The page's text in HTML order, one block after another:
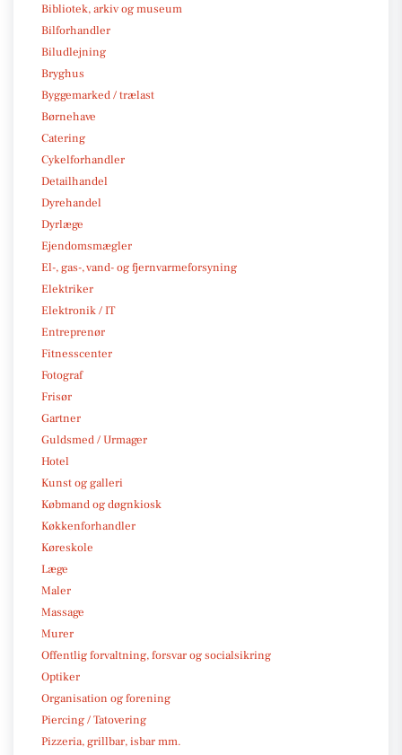
Bibliotek, arkiv og museum
Bilforhandler
Biludlejning
Bryghus
Byggemarked / trælast
Børnehave
Catering
Cykelforhandler
Detailhandel
Dyrehandel
Dyrlæge
Ejendomsmægler
El-, gas-, vand- og fjernvarmeforsyning
Elektriker
Elektronik / IT
Entreprenør
Fitnesscenter
Fotograf
Frisør
Gartner
Guldsmed / Urmager
Hotel
Kunst og galleri
Købmand og døgnkiosk
Køkkenforhandler
Køreskole
Læge
Maler
Massage
Murer
Offentlig forvaltning, forsvar og socialsikring
Optiker
Organisation og forening
Piercing / Tatovering
Pizzeria, grillbar, isbar mm.